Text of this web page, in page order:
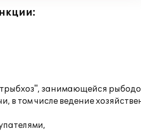
занимающейся
в том числе ведение